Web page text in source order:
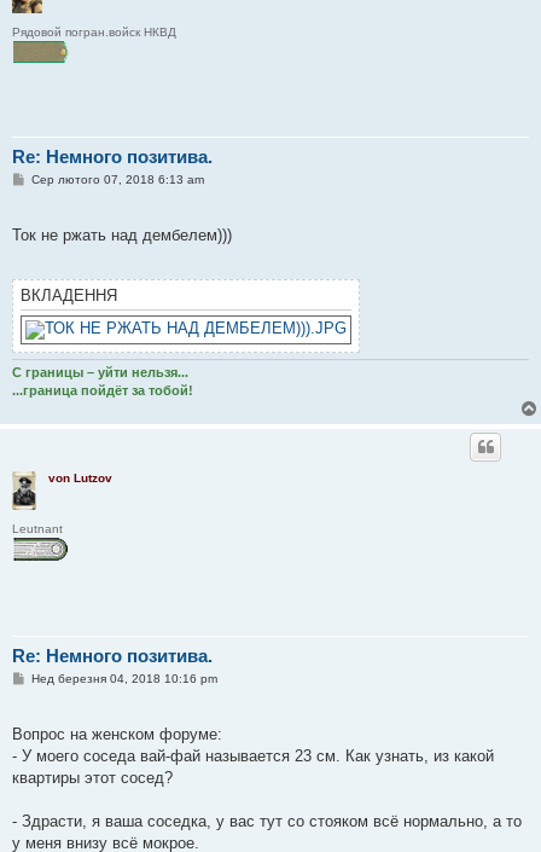
Рядовой погран.войск НКВД
Re: Немного позитива.
П
д
л
е
н
н
я
Сер лютого 07, 2018 6:13 am
Ток не ржать над дембелем)))
ВКЛАДЕННЯ
С границы – уйти нельзя...
...граница пойдёт за тобой!
von Lutzov
Leutnant
Re: Немного позитива.
П
д
о
м
л
н
Нед березня 04, 2018 10:16 pm
Вопрос на женском форуме:
- У моего соседа вай-фай называется 23 см. Как узнать, из какой
квартиры этот сосед?
- Здрасти, я ваша соседка, у вас тут со стояком всё нормально, а то
у меня внизу всё мокрое.